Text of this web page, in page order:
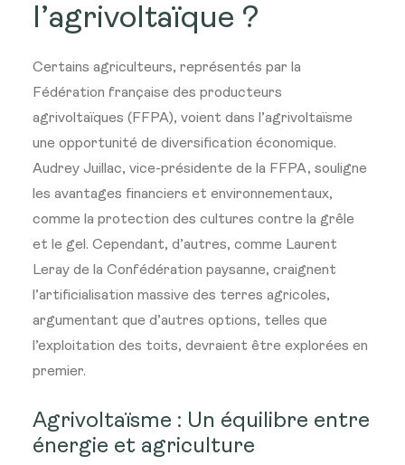
l’agrivoltaïque ?
Certains agriculteurs, représentés par la
Fédération française des producteurs
agrivoltaïques (FFPA), voient dans l’agrivoltaïsme
une opportunité de diversification économique.
Audrey Juillac, vice-présidente de la FFPA, souligne
les avantages financiers et environnementaux,
comme la protection des cultures contre la grêle
et le gel. Cependant, d’autres, comme Laurent
Leray de la Confédération paysanne, craignent
l’artificialisation massive des terres agricoles,
argumentant que d’autres options, telles que
l’exploitation des toits, devraient être explorées en
premier.
Agrivoltaïsme : Un équilibre entre
énergie et agriculture